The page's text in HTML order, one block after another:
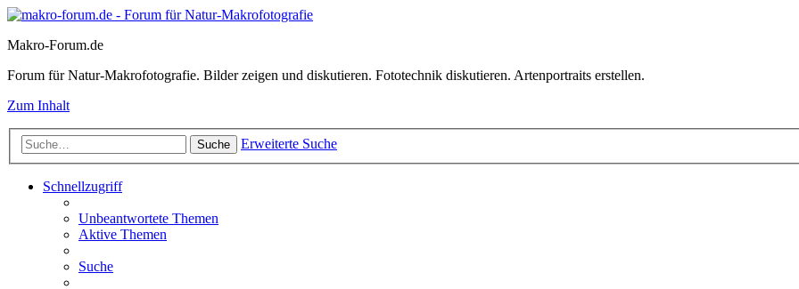
Makro-Forum.de
Forum für Natur-Makrofotografie. Bilder zeigen und diskutieren. Fototechnik diskutieren. Artenportraits erstellen.
Zum Inhalt
Suche Erweiterte Suche
Schnellzugriff
Unbeantwortete Themen
Aktive Themen
Suche